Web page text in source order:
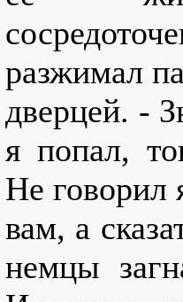
разжимал
дверцей. -
я попал,
Не говорил
вам, а
немцы